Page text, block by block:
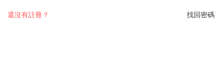
找回密碼
還沒有註冊？